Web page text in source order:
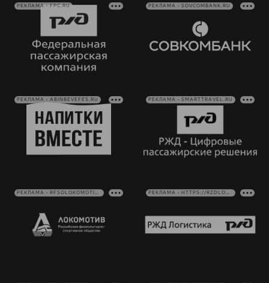
РЕКЛАМА • FPC.RU РЕКЛАМА • SOVCOMBANK.RU
РЕКЛАМА • ABINBEVEFES.RU РЕКЛАМА • SMARTTRAVEL.RU
РЕКЛАМА • RFSOLOKOMOTIV.RU РЕКЛАМА • HTTPS://RZDLOG.RU/